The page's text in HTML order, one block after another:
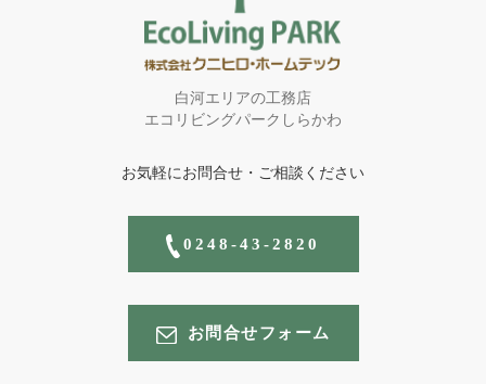
白河エリアの工務店
エコリビングパークしらかわ
お気軽にお問合せ・ご相談ください
0248-43-2820
お問合せフォーム